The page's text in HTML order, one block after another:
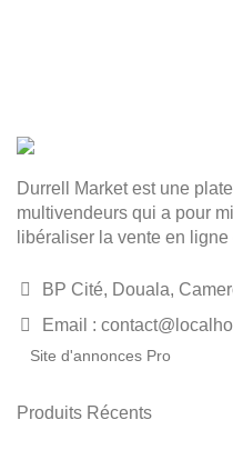
Durrell Market est une
multivendeurs qui a pour
libéraliser la vente en ligne
BP Cité, Douala,
Email :
Site d'annonces Pro
Produits Récents